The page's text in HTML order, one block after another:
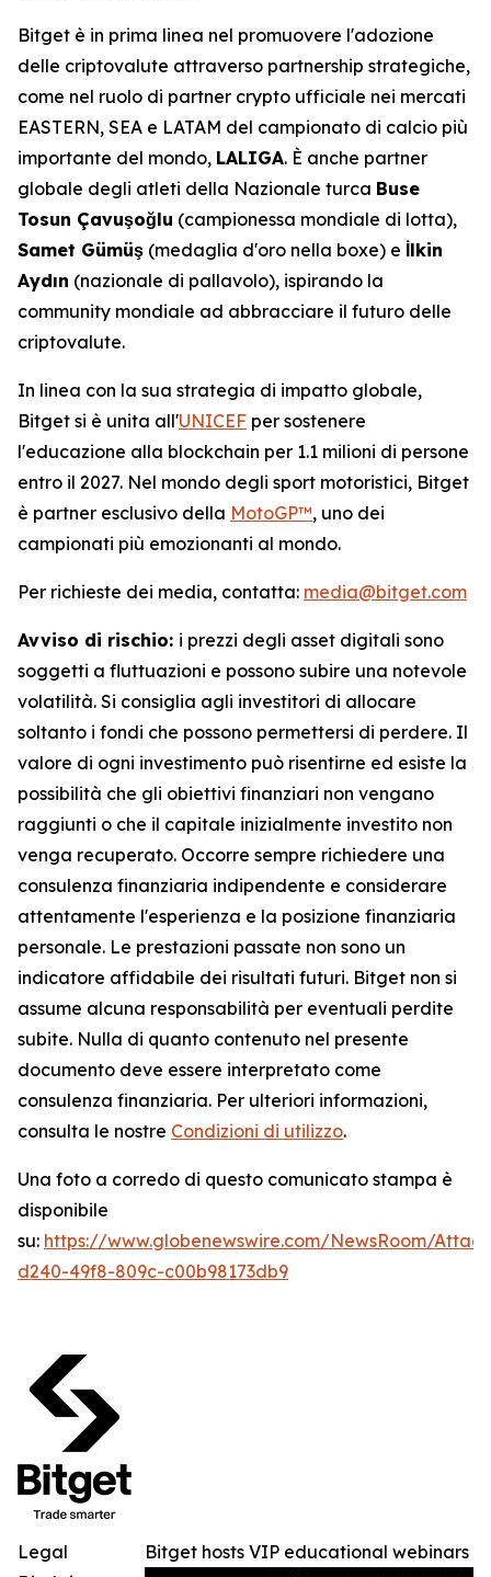
Bitget è in prima linea nel promuovere l'adozione
delle criptovalute attraverso partnership strategiche,
come nel ruolo di partner crypto ufficiale nei mercati
EASTERN, SEA e LATAM del campionato di calcio più
importante del mondo, LALIGA. È anche partner
globale degli atleti della Nazionale turca Buse
Tosun Çavuşoğlu (campionessa mondiale di lotta),
Samet Gümüş (medaglia d'oro nella boxe) e İlkin
Aydın (nazionale di pallavolo), ispirando la
community mondiale ad abbracciare il futuro delle
criptovalute.
In linea con la sua strategia di impatto globale,
Bitget si è unita all'UNICEF per sostenere
l'educazione alla blockchain per 1.1 milioni di persone
entro il 2027. Nel mondo degli sport motoristici, Bitget
è partner esclusivo della MotoGP™, uno dei
campionati più emozionanti al mondo.
Per richieste dei media, contatta: media@bitget.com
Avviso di rischio: i prezzi degli asset digitali sono
soggetti a fluttuazioni e possono subire una notevole
volatilità. Si consiglia agli investitori di allocare
soltanto i fondi che possono permettersi di perdere. Il
valore di ogni investimento può risentirne ed esiste la
possibilità che gli obiettivi finanziari non vengano
raggiunti o che il capitale inizialmente investito non
venga recuperato. Occorre sempre richiedere una
consulenza finanziaria indipendente e considerare
attentamente l'esperienza e la posizione finanziaria
personale. Le prestazioni passate non sono un
indicatore affidabile dei risultati futuri. Bitget non si
assume alcuna responsabilità per eventuali perdite
subite. Nulla di quanto contenuto nel presente
documento deve essere interpretato come
consulenza finanziaria. Per ulteriori informazioni,
consulta le nostre Condizioni di utilizzo.
Una foto a corredo di questo comunicato stampa è
disponibile
su: https://www.globenewswire.com/NewsRoom/
d240-49f8-809c-c00b98173db9
Bitget hosts VIP educational webinars
Legal